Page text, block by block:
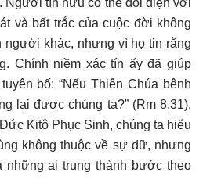
và bất trắc của cuộc đời không
người khác, nhưng vì họ tin rằng
Chính niềm xác tín ấy đã giúp
bố: “Nếu Thiên Chúa bênh
lại được chúng ta?” (Rm 8,31).
Kitô Phục Sinh, chúng ta hiểu
không thuộc về sự dữ, nhưng
những ai trung thành bước theo